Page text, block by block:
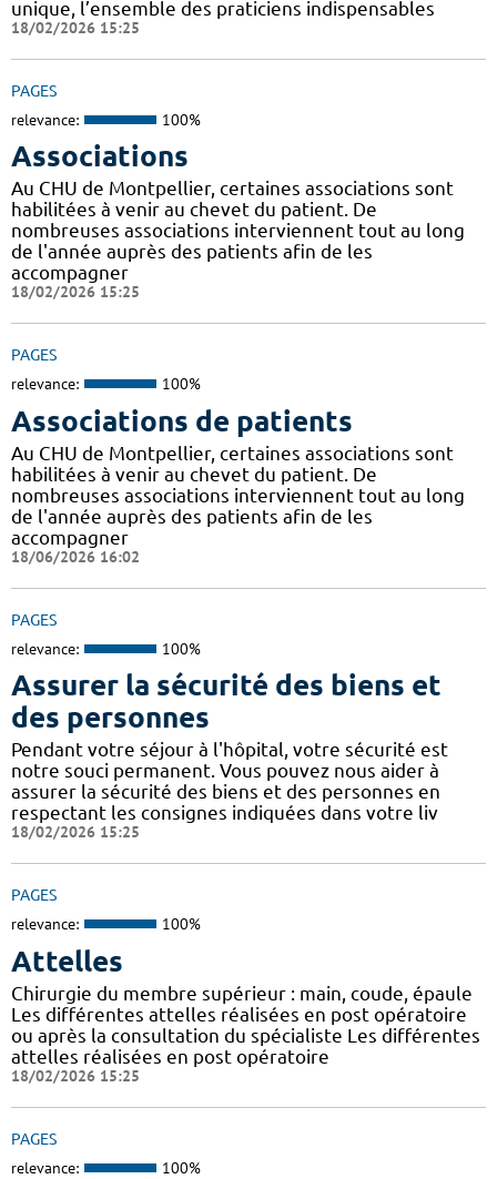
unique, l’ensemble des praticiens indispensables
18/02/2026 15:25
PAGES
relevance: 100%
Associations
Au CHU de Montpellier, certaines associations sont
habilitées à venir au chevet du patient. De
nombreuses associations interviennent tout au long
de l'année auprès des patients afin de les
accompagner
18/02/2026 15:25
PAGES
relevance: 100%
Associations de patients
Au CHU de Montpellier, certaines associations sont
habilitées à venir au chevet du patient. De
nombreuses associations interviennent tout au long
de l'année auprès des patients afin de les
accompagner
18/06/2026 16:02
PAGES
relevance: 100%
Assurer la sécurité des biens et
des personnes
Pendant votre séjour à l'hôpital, votre sécurité est
notre souci permanent. Vous pouvez nous aider à
assurer la sécurité des biens et des personnes en
respectant les consignes indiquées dans votre liv
18/02/2026 15:25
PAGES
relevance: 100%
Attelles
Chirurgie du membre supérieur : main, coude, épaule
Les différentes attelles réalisées en post opératoire
ou après la consultation du spécialiste Les différentes
attelles réalisées en post opératoire
18/02/2026 15:25
PAGES
relevance: 100%